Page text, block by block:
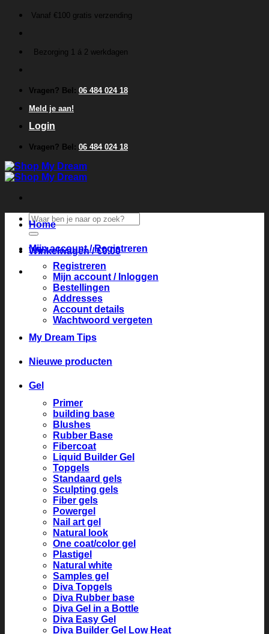
inhoud
Vanaf €100 gratis verzending
Bezorging 1 á 2 werkdagen
Vragen? Bel: 06 484 024 18
Meld je aan!
Login
Vragen? Bel: 06 484 024 18
Zoeken
naar:
Winkelwagen /€0.00
Home
Mijn account / Registreren
Registreren
Mijn account / Inloggen
Bestellingen
Addresses
Account details
Wachtwoord vergeten
My Dream Tips
Nieuwe producten
Gel
Primer
building base
Blushes
Rubber Base
Fibercoat
Liquid Builder Gel
Topgels
Standaard gels
Sculpting gels
Fiber gels
Powergel
Nail art gel
Natural look
One coat/color gel
Plastigel
Natural white
Samples gel
Diva Topgels
Diva Rubber base
Diva Gel in a Bottle
Diva Easy Gel
Diva Builder Gel Low Heat